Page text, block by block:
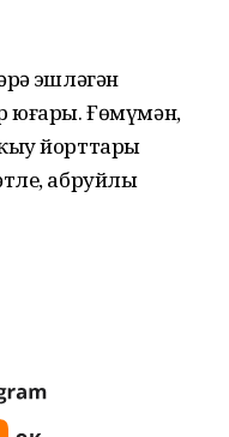
эшләгән
юғары. Ғөмүмән,
йорттары
абруйлы